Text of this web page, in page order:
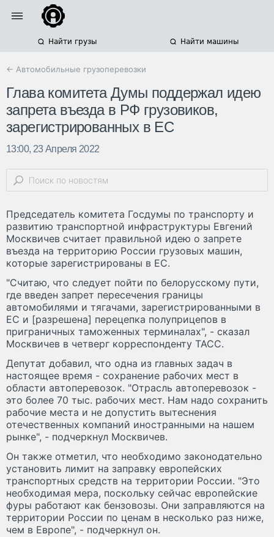
Найти грузы Найти машины
← Автомобильные грузоперевозки
Глава комитета Думы поддержал идею
запрета въезда в РФ грузовиков,
зарегистрированных в ЕС
13:00, 23 Апреля 2022
Председатель комитета Госдумы по транспорту и
развитию транспортной инфраструктуры Евгений
Москвичев считает правильной идею о запрете
въезда на территорию России грузовых машин,
которые зарегистрированы в ЕС.
"Считаю, что следует пойти по белорусскому пути,
где введен запрет пересечения границы
автомобилями и тягачами, зарегистрированными в
ЕС и [разрешена] перецепка полуприцепов в
приграничных таможенных терминалах", - сказал
Москвичев в четверг корреспонденту ТАСС.
Депутат добавил, что одна из главных задач в
настоящее время - сохранение рабочих мест в
области автоперевозок. "Отрасль автоперевозок -
это более 70 тыс. рабочих мест. Нам надо сохранить
рабочие места и не допустить вытеснения
отечественных компаний иностранными на нашем
рынке", - подчеркнул Москвичев.
Он также отметил, что необходимо законодательно
установить лимит на заправку европейских
транспортных средств на территории России. "Это
необходимая мера, поскольку сейчас европейские
фуры работают как бензовозы. Они заправляются на
территории России по ценам в несколько раз ниже,
чем в Европе", - подчеркнул он.